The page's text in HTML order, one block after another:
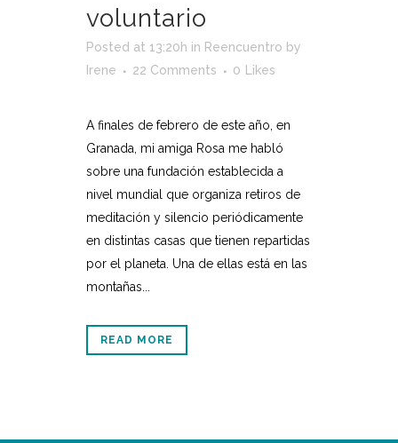
voluntario
Posted at 13:20h in Reencuentro by
Irene
22 Comments 0 Likes
A finales de febrero de este año, en
Granada, mi amiga Rosa me habló
sobre una fundación establecida a
nivel mundial que organiza retiros de
meditación y silencio periódicamente
en distintas casas que tienen repartidas
por el planeta. Una de ellas está en las
montañas...
READ MORE